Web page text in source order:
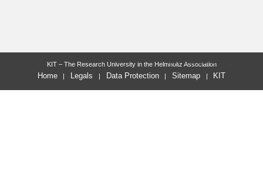
last change: 2026-08-03
KIT – The Research University in the Helmholtz Association
Home Legals Data Protection Sitemap KIT